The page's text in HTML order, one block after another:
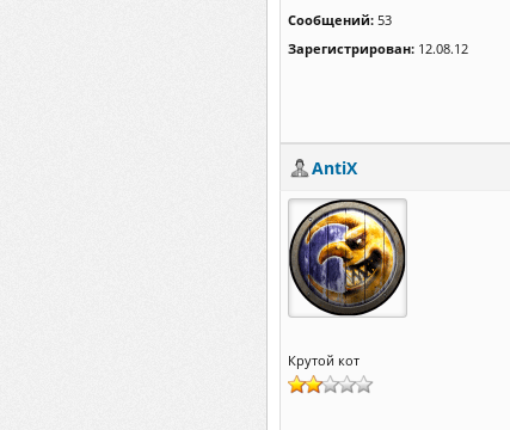
Сообщений: 53
Зарегистрирован: 12.08.12
AntiX
Крутой кот